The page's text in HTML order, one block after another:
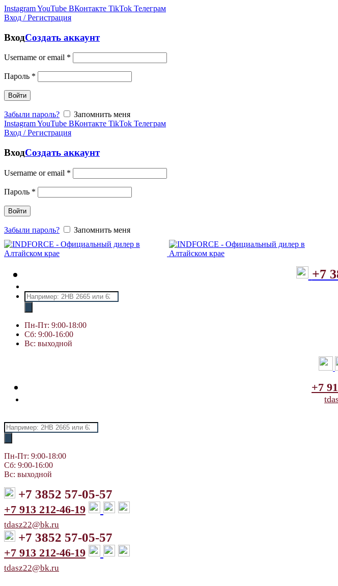
InstagramYouTube ВКонтакте TikTok Телеграм
Вход / Регистрация
ВходСоздать аккаунт
Username or email *
Пароль *
Войти
Забыли пароль?
Запомнить меня
InstagramYouTube ВКонтакте TikTok Телеграм
Вход / Регистрация
ВходСоздать аккаунт
Username or email *
Пароль *
Войти
Забыли пароль? Запомнить меня
+7
Поиск
товаров
Пн-Пт: 9:00-18:00
Сб: 9:00-16:00
Вс: выходной
+7
Поиск
товаров
Пн-Пт: 9:00-18:00
Сб: 9:00-16:00
Вс: выходной
+7 3852 57-05-57
+7 913 212-46-19
tdasz22@bk.ru
+7 3852 57-05-57
+7 913 212-46-19
tdasz22@bk.ru